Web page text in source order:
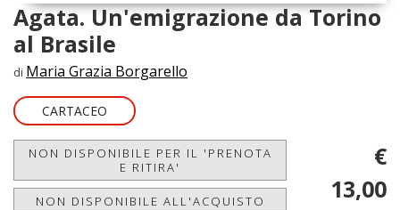
Agata. Un'emigrazione da Torino
al Brasile
di Maria Grazia Borgarello
CARTACEO
NON DISPONIBILE PER IL 'PRENOTA
E RITIRA'
NON DISPONIBILE ALL'ACQUISTO
€
13,00